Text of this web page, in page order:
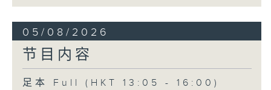
05/08/2026
节目内容
足本 Full (HKT 13:05 - 16:00)